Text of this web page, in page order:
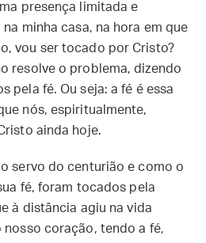
presença limitada e
minha casa, na hora em que
vou ser tocado por Cristo?
resolve o problema, dizendo
pela fé. Ou seja: a fé é essa
nós, espiritualmente,
ainda hoje.
servo do centurião e como o
fé, foram tocados pela
à distância agiu na vida
nosso coração, tendo a fé,